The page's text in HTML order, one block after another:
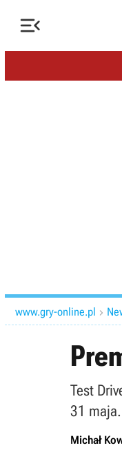

www.gry-online.pl 
Test
31 maja.
Michał